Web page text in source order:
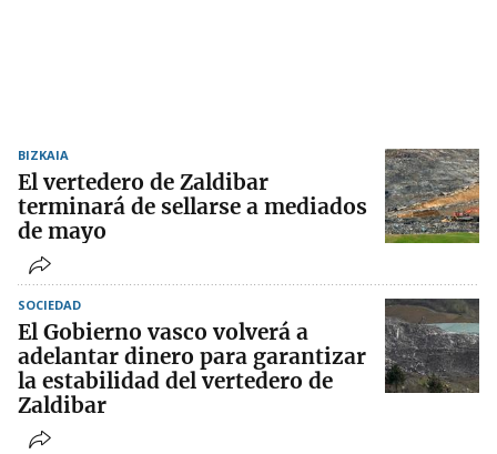
BIZKAIA
El vertedero de Zaldibar
terminará de sellarse a mediados
de mayo
SOCIEDAD
El Gobierno vasco volverá a
adelantar dinero para garantizar
la estabilidad del vertedero de
Zaldibar